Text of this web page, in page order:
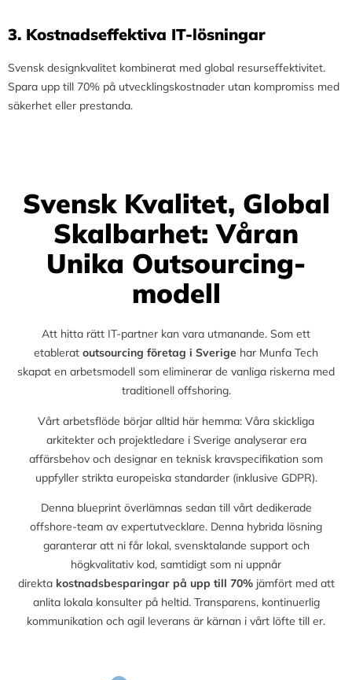
3.⁠ ⁠Kostnadseffektiva IT-lösningar
Svensk designkvalitet kombinerat med global resurseffektivitet.
Spara upp till 70% på utvecklingskostnader utan kompromiss med
säkerhet eller prestanda.
Svensk Kvalitet, Global
Skalbarhet: Våran
Unika Outsourcing-
modell
Att hitta rätt IT-partner kan vara utmanande. Som ett
etablerat outsourcing företag i Sverige har Munfa Tech
skapat en arbetsmodell som eliminerar de vanliga riskerna med
traditionell offshoring.
Vårt arbetsflöde börjar alltid här hemma: Våra skickliga
arkitekter och projektledare i Sverige analyserar era
affärsbehov och designar en teknisk kravspecifikation som
uppfyller strikta europeiska standarder (inklusive GDPR).
Denna blueprint överlämnas sedan till vårt dedikerade
offshore-team av expertutvecklare. Denna hybrida lösning
garanterar att ni får lokal, svensktalande support och
högkvalitativ kod, samtidigt som ni uppnår
direkta kostnadsbesparingar på upp till 70%jämfört med att
anlita lokala konsulter på heltid. Transparens, kontinuerlig
kommunikation och agil leverans är kärnan i vårt löfte till er.